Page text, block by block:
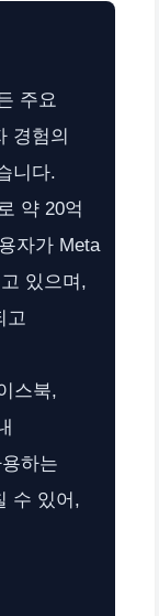
주요
경험의
니다.
약 20억
자가 Meta
있으며,
고
스북,
하는
수 있어,